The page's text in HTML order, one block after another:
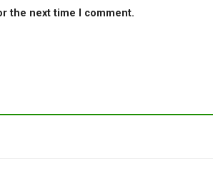
the next time I comment.